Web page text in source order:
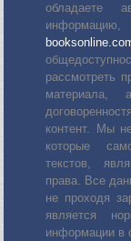
обладаете
рассмотреть
материала,
контент. Мы
которые
текстов,
права. Все
не проходя
является
информации в